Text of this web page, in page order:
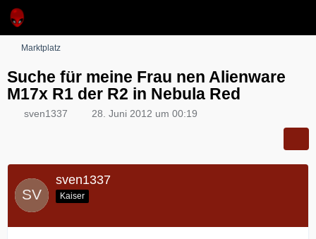
Marktplatz
Suche für meine Frau nen Alienware
M17x R1 der R2 in Nebula Red
sven1337 28. Juni 2012 um 00:19
sven1337
Kaiser